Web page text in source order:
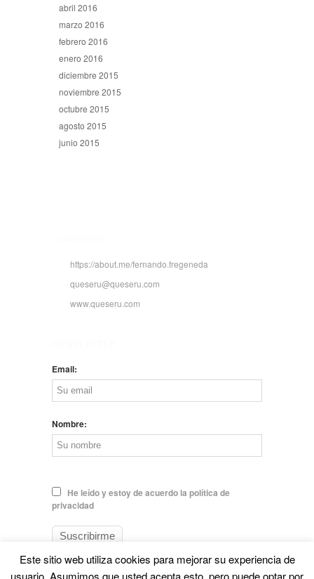
abril 2016
marzo 2016
febrero 2016
enero 2016
diciembre 2015
noviembre 2015
octubre 2015
agosto 2015
junio 2015
https://about.me/fernando.fregeneda
queseru@queseru.com
www.queseru.com
Email:
Nombre:
He leído y estoy de acuerdo la política de
privacidad
Este sitio web utiliza cookies para mejorar su experiencia de
usuario. Asumimos que usted acepta esto, pero puede optar por